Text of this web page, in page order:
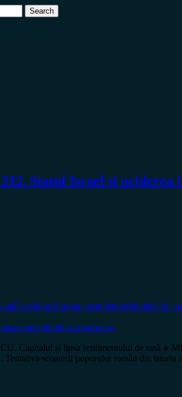
Statul Israel și
DezvăluiriEuropa nostraIstorieModelul de
certitudinea.roortodox
Capitalul și lipsa sentimentului de rasă ●
scoaterii poporului român din